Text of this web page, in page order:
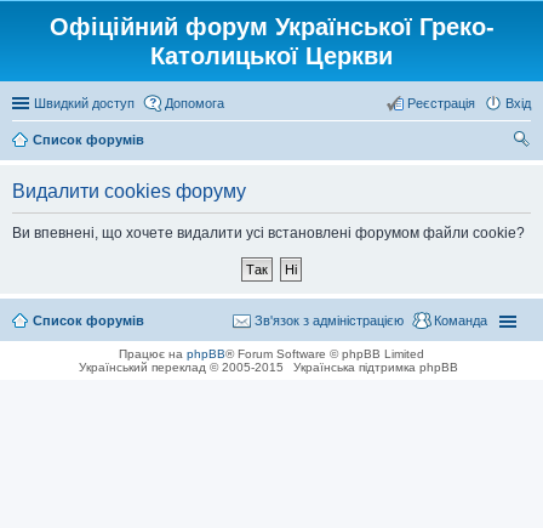
Офіційний форум Української Греко-
Католицької Церкви
Швидкий доступ Допомога Вхід
Реєстрація
Список форумів
Видалити cookies форуму
Ви впевнені, що хочете видалити усі встановлені форумом файли cookie?
Список форумів Команда
Зв'язок з адміністрацією
Працює на phpBB® Forum Software © phpBB Limited
Український переклад © 2005-2015
Українська підтримка phpBB